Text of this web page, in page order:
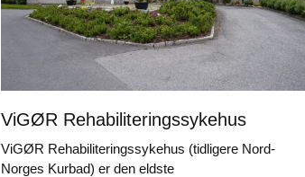
ViGØR Rehabiliteringssykehus
ViGØR Rehabiliteringssykehus (tidligere Nord-
Norges Kurbad) er den eldste